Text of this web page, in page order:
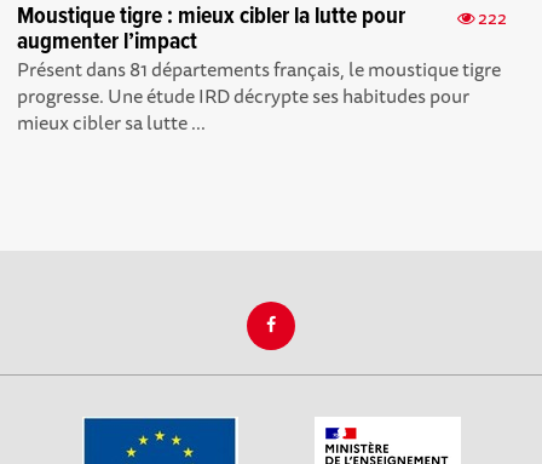
222
Moustique tigre : mieux cibler la lutte pour
augmenter l’impact
Présent dans 81 départements français, le moustique tigre
progresse. Une étude IRD décrypte ses habitudes pour
mieux cibler sa lutte ...